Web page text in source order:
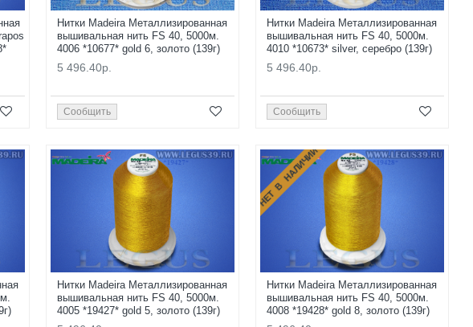
Нитки Madeira Металлизированная
вышивальная нить FS 40, 5000м.
4006 *10677* gold 6, золото (139г)
5 496.40р.
Сообщить
Нитки Madeira Металлизированная
вышивальная нить FS 40, 5000м.
4010 *10673* silver, серебро (139г)
5 496.40р.
Сообщить
Нитки Madeira Металлизированная
вышивальная нить FS 40, 5000м.
4005 *19427* gold 5, золото (139г)
НЕТ В НАЛИЧИИ
Нитки Madeira Металлизированная
вышивальная нить FS 40, 5000м.
4008 *19428* gold 8, золото (139г)